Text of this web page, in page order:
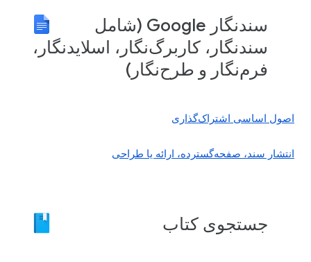
سندنگار Google (شامل
سندنگار، کاربرگ‌نگار، اسلایدنگار،
فرم‌نگار و طرح‌نگار)
اصول اساسی اشتراک‌گذاری
انتشار سند، صفحه‌گسترده، ارائه یا طراحی
جستجوی کتاب